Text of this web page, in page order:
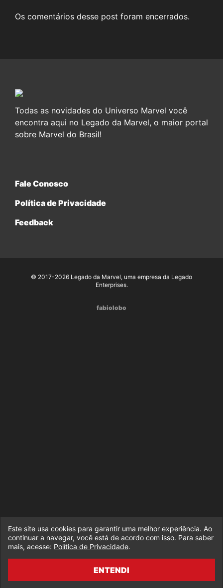
Os comentários desse post foram encerrados.
Todas as novidades do Universo Marvel você
encontra aqui no Legado da Marvel, o maior portal
sobre Marvel do Brasil!
Fale Conosco
Política de Privacidade
Feedback
© 2017-2026 Legado da Marvel, uma empresa da Legado
Enterprises.
fabiolobo
Este site usa cookies para garantir uma melhor experiência. Ao
continuar a navegar, você está de acordo com isso. Para saber
mais, acesse: Política de Privacidade.
ENTENDI